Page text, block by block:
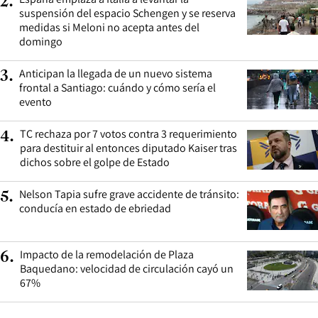
suspensión del espacio Schengen y se reserva
medidas si Meloni no acepta antes del
domingo
3. Anticipan la llegada de un nuevo sistema
frontal a Santiago: cuándo y cómo sería el
evento
4. TC rechaza por 7 votos contra 3 requerimiento
para destituir al entonces diputado Kaiser tras
dichos sobre el golpe de Estado
5. Nelson Tapia sufre grave accidente de tránsito:
conducía en estado de ebriedad
6. Impacto de la remodelación de Plaza
Baquedano: velocidad de circulación cayó un
67%